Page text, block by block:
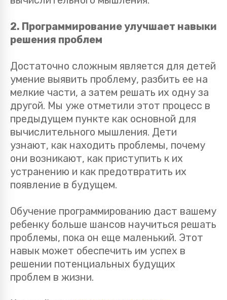
2. Программирование улучшает навыки
решения проблем
Достаточно сложным является для детей
умение выявить проблему, разбить ее на
мелкие части, а затем решать их одну за
другой. Мы уже отметили этот процесс в
предыдущем пункте как основной для
вычислительного мышления. Дети
узнают, как находить проблемы, почему
они возникают, как приступить к их
устранению и как предотвратить их
появление в будущем.
Обучение программированию даст вашему
ребенку больше шансов научиться решать
проблемы, пока он еще маленький. Этот
навык может обеспечить им успех в
решении потенциальных будущих
проблем в жизни.